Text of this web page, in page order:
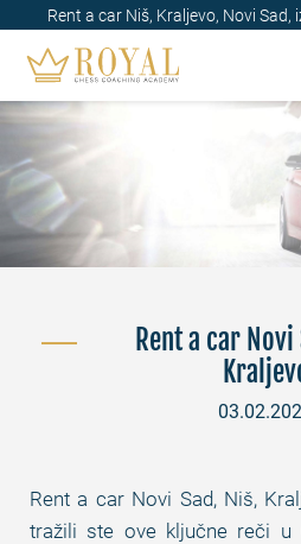
Rent a car Niš, Kraljevo, Novi
Srbija
Rent a car
Rent a car Novi Sad, Niš,
tražili ste ove ključne reči u